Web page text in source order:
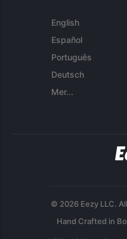
English
Español
Português
Deutsch
Mer...
© 2026 Eezy LLC.